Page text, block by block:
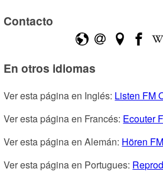
Contacto
En otros idiomas
Ver esta página en Inglés: Listen FM
Ver esta página en Francés: Ecouter
Ver esta página en Alemán: Hören
Ver esta página en Portugues: